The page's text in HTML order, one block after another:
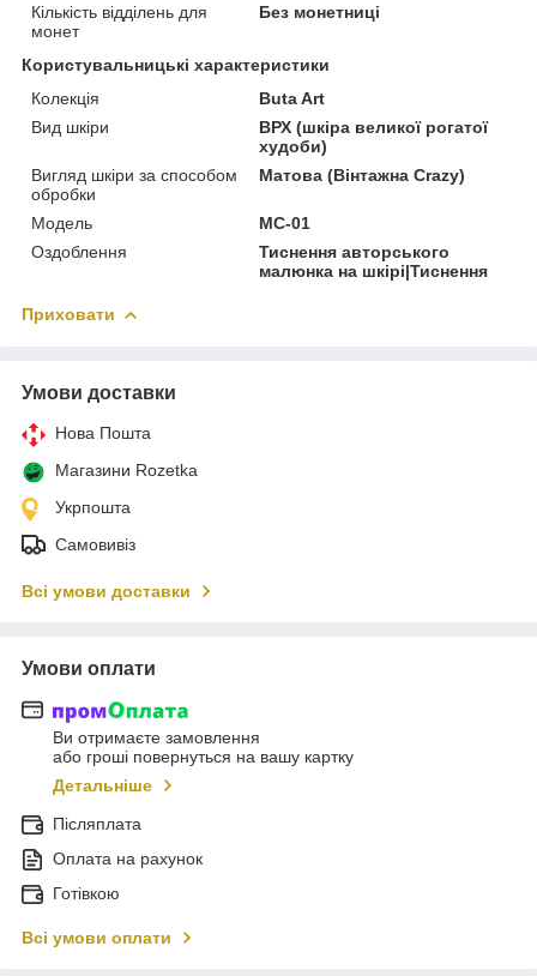
Кількість відділень для
монет
Без монетниці
Користувальницькі характеристики
Колекція
Buta Art
Вид шкіри
ВРХ (шкіра великої рогатої
худоби)
Вигляд шкіри за способом
обробки
Матова (Вінтажна Crazy)
Модель
MC-01
Оздоблення
Тиснення авторського
малюнка на шкірі|Тиснення
Приховати
Умови доставки
Нова Пошта
Магазини Rozetka
Укрпошта
Самовивіз
Всі умови доставки
Умови оплати
Ви отримаєте замовлення
або гроші повернуться на вашу картку
Детальніше
Післяплата
Оплата на рахунок
Готівкою
Всі умови оплати